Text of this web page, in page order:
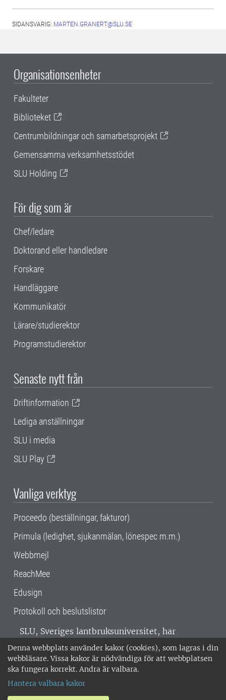
Denna webbplats använder kakor (cookies), som lagras i din
webbläsare. Vissa kakor är nödvändiga för att webbplatsen
ska fungera korrekt. Andra är valbara.
Hantera valbara kakor
SIDANSVARIG: MARTEN.GRANERT@SLU.SE
Organisationsenheter
Fakulteter
Biblioteket
Centrumbildningar och samarbetsprojekt
Gemensamma verksamhetsstödet
SLU Holding
För dig som är
Chef/ledare
Doktorand eller handledare
Forskare
Handläggare
Kommunikatör
Lärare/studierektor
Programstudierektor
Senaste nytt från
Driftinformation
Lediga anställningar
SLU i media
SLU Play
Vanliga verktyg
Proceedo (beställningar, fakturor)
Primula (ledighet, sjukanmälan, lönespec m.m.)
Webbmejl
ReachMee
Edusign
Protokoll och beslutslistor
SLU, Sveriges lantbruksuniversitet, har
verksamhet över hela Sverige. Huvudorter är
Alnarp, Uppsala och Umeå.SLU är
miljöcertifierat enligt ISO 14001. •
018-67 10 00 • Org nr: 202100-2817 •